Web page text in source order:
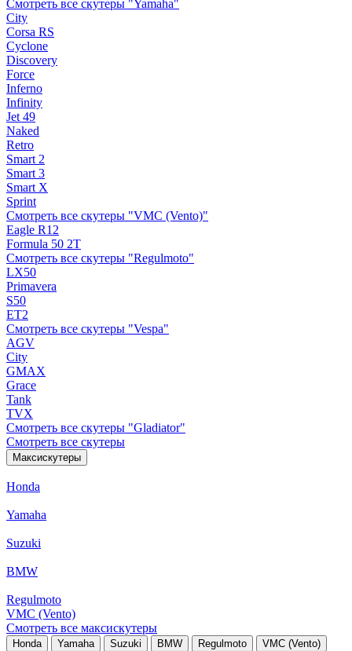
Смотреть все скутеры "Yamaha"
City
Corsa RS
Cyclone
Discovery
Force
Inferno
Infinity
Jet 49
Naked
Retro
Smart 2
Smart 3
Smart X
Sprint
Смотреть все скутеры "VMC (Vento)"
Eagle R12
Formula 50 2Т
Смотреть все скутеры "Regulmoto"
LX50
Primavera
S50
ET2
Смотреть все скутеры "Vespa"
AGV
City
GMAX
Grace
Tank
TVX
Смотреть все скутеры "Gladiator"
Смотреть все скутеры
Максискутеры
Honda
Yamaha
Suzuki
BMW
Regulmoto
VMC (Vento)
Смотреть все максискутеры
Honda Yamaha Suzuki BMW Regulmoto VMC (Vento)